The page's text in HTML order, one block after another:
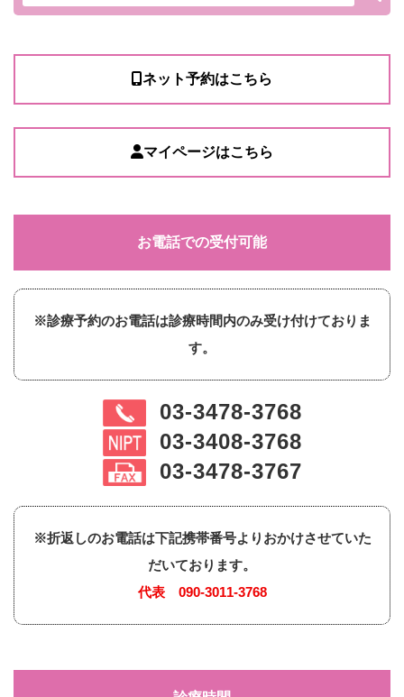
ネット予約はこちら
マイページはこちら
お電話での受付可能
※診療予約のお電話は診療時間内のみ受け付けておりま
す。
03-3478-3768
03-3408-3768
03-3478-3767
※折返しのお電話は下記携帯番号よりおかけさせていた
だいております。
代表 090-3011-3768